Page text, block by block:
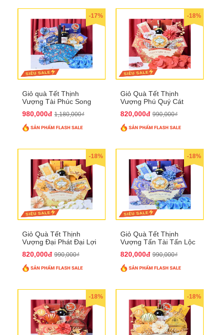
-17%
Giỏ quà Tết Thịnh
Vượng Tài Phúc Song
980,000đ 1,180,000₫
-18%
Giỏ Quà Tết Thịnh
Vượng Phú Quý Cát
820,000đ 990,000₫
-18%
Giỏ Quà Tết Thịnh
Vượng Đại Phát Đại Lợi
820,000đ 990,000₫
-18%
Giỏ Quà Tết Thịnh
Vượng Tấn Tài Tấn Lộc
820,000đ 990,000₫
-18% -18%